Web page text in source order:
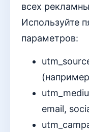
всех
Используйте
параметров:
email,